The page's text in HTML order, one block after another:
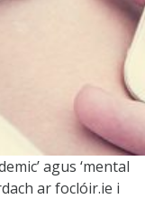
agus ‘mental
ar foclóir.ie i